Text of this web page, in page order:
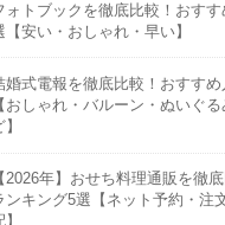
ォトブックを徹底比較！おす
【安い・おしゃれ・早い】
婚式電報を徹底比較！おすす
おしゃれ・バルーン・ぬいぐ
2026年】おせち料理通販を徹
ンキング5選【ネット予約・注